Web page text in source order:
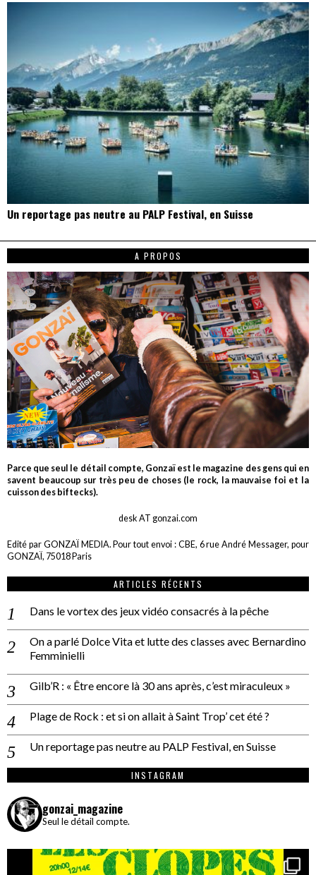
Un reportage pas neutre au PALP Festival, en Suisse
A PROPOS
Parce que seul le détail compte, Gonzaï est le magazine des gens qui en
savent beaucoup sur très peu de choses (le rock, la mauvaise foi et la
cuisson des biftecks).
desk AT gonzai.com
Edité par GONZAÏ MEDIA. Pour tout envoi : CBE, 6 rue André Messager, pour
GONZAÏ, 75018 Paris
ARTICLES RÉCENTS
Dans le vortex des jeux vidéo consacrés à la pêche
On a parlé Dolce Vita et lutte des classes avec Bernardino
Femminielli
Gilb’R : « Être encore là 30 ans après, c’est miraculeux »
Plage de Rock : et si on allait à Saint Trop’ cet été ?
Un reportage pas neutre au PALP Festival, en Suisse
INSTAGRAM
gonzai_magazine
Seul le détail compte.